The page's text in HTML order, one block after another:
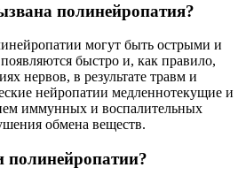
полинейропатия?
могут быть острыми и
быстро и, как правило,
нервов, в результате травм и
нейропатии медленнотекущие и
иммунных и воспалительных
обмена веществ.
полинейропатии?